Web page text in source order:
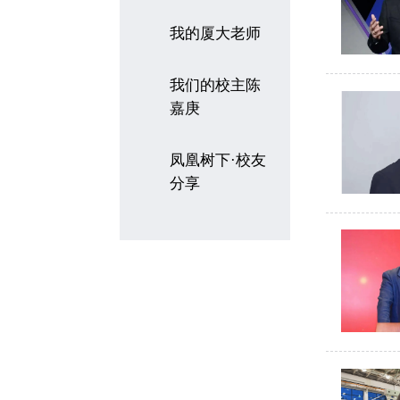
我的厦大老师
我们的校主陈
嘉庚
凤凰树下·校友
分享